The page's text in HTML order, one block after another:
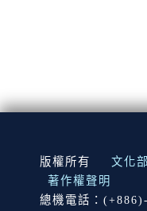
:::
版權所有 文化部
著作權聲明
總機電話：